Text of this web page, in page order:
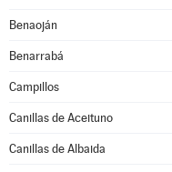
Benaoján
Benarrabá
Campillos
Canillas de Aceituno
Canillas de Albaida